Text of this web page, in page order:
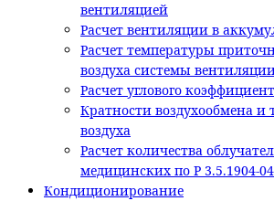
вентиляцией
Расчет вентиляции в
Расчет температуры
воздуха системы
Расчет углового
Кратности воздухообмена и
воздуха
Расчет количества
медицинских по Р 3.5.1904-04
Кондиционирование